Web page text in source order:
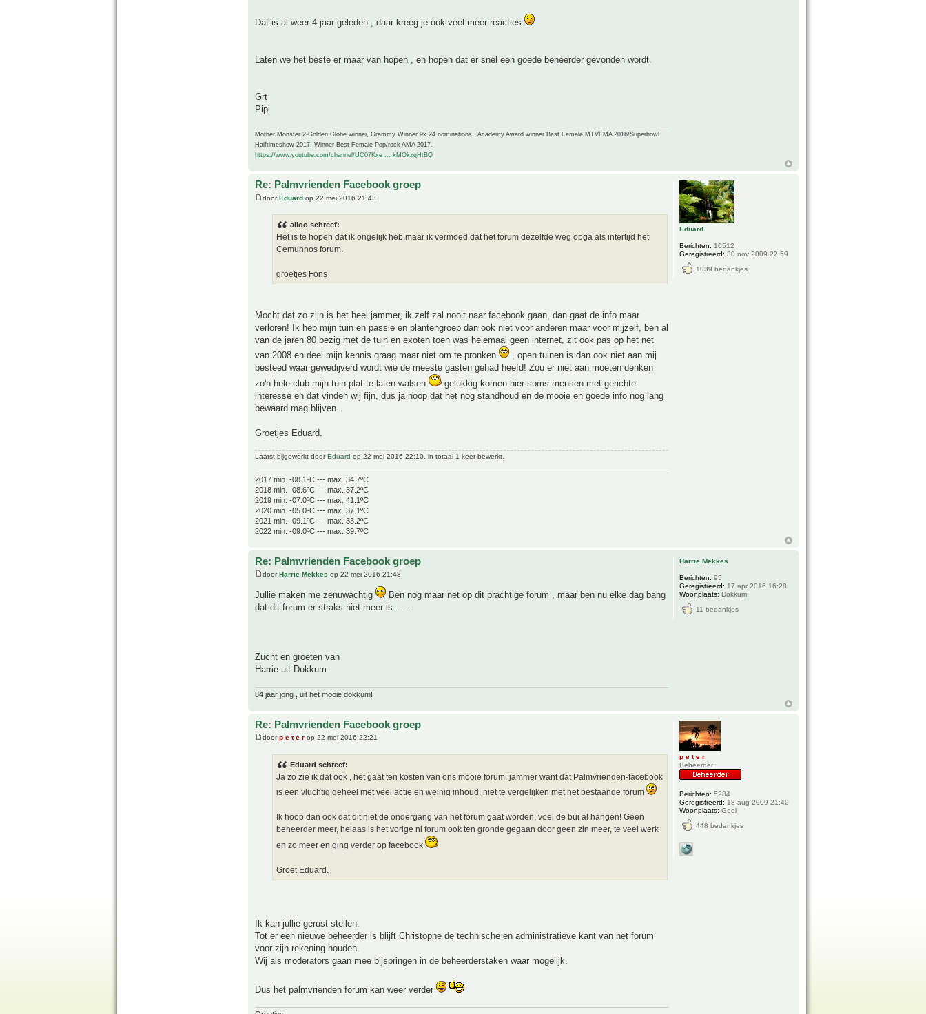
Dat is al weer 4 jaar geleden , daar kreeg je ook veel meer reacties
Laten we het beste er maar van hopen , en hopen dat er snel een goede beheerder gevonden wordt.
Grt
Pipi
Mother Monster 2-Golden Globe winner, Grammy Winner 9x 24 nominations , Academy Award winner Best Female MTVEMA 2016/Superbowl
Halftimeshow 2017, Winner Best Female Pop/rock AMA 2017.
https://www.youtube.com/channel/UC07Kxe ... kMOkzqHtBQ
Re: Palmvrienden Facebook groep
doorEduard op 22 mei 2016 21:43
alloo schreef:
Het is te hopen dat ik ongelijk heb,maar ik vermoed dat het forum dezelfde weg opga als intertijd het
Cemunnos forum.
groetjes Fons
Mocht dat zo zijn is het heel jammer, ik zelf zal nooit naar facebook gaan, dan gaat de info maar
verloren! Ik heb mijn tuin en passie en plantengroep dan ook niet voor anderen maar voor mijzelf, ben al
van de jaren 80 bezig met de tuin en exoten toen was helemaal geen internet, zit ook pas op het net
van 2008 en deel mijn kennis graag maar niet om te pronken
, open tuinen is dan ook niet aan mij
besteed waar gewedijverd wordt wie de meeste gasten gehad heefd! Zou er niet aan moeten denken
zo'n hele club mijn tuin plat te laten walsen
gelukkig komen hier soms mensen met gerichte
interesse en dat vinden wij fijn, dus ja hoop dat het nog standhoud en de mooie en goede info nog lang
bewaard mag blijven.
Groetjes Eduard.
Laatst bijgewerkt doorEduard op 22 mei 2016 22:10, in totaal 1 keer bewerkt.
2017 min. -08.1ºC --- max. 34.7ºC
2018 min. -08.6ºC --- max. 37.2ºC
2019 min. -07.0ºC --- max. 41.1ºC
2020 min. -05.0ºC --- max. 37.1ºC
2021 min. -09.1ºC --- max. 33.2ºC
2022 min. -09.0ºC --- max. 39.7ºC
Eduard
Berichten: 10512
Geregistreerd: 30 nov 2009 22:59
1039 bedankjes
Re: Palmvrienden Facebook groep
doorHarrie Mekkes op 22 mei 2016 21:48
Jullie maken me zenuwachtig
Ben nog maar net op dit prachtige forum , maar ben nu elke dag bang
dat dit forum er straks niet meer is ......
Zucht en groeten van
Harrie uit Dokkum
84 jaar jong , uit het mooie dokkum!
Harrie Mekkes
Berichten: 95
Geregistreerd: 17 apr 2016 16:28
Woonplaats: Dokkum
11 bedankjes
Re: Palmvrienden Facebook groep
doorp e t e r op 22 mei 2016 22:21
Eduard schreef:
Ja zo zie ik dat ook , het gaat ten kosten van ons mooie forum, jammer want dat Palmvrienden-facebook
is een vluchtig geheel met veel actie en weinig inhoud, niet te vergelijken met het bestaande forum
Ik hoop dan ook dat dit niet de ondergang van het forum gaat worden, voel de bui al hangen! Geen
beheerder meer, helaas is het vorige nl forum ook ten gronde gegaan door geen zin meer, te veel werk
en zo meer en ging verder op facebook
Groet Eduard.
Ik kan jullie gerust stellen.
Tot er een nieuwe beheerder is blijft Christophe de technische en administratieve kant van het forum
voor zijn rekening houden.
Wij als moderators gaan mee bijspringen in de beheerderstaken waar mogelijk.
Dus het palmvrienden forum kan weer verder
p e t e r
Beheerder
Berichten: 5284
Geregistreerd: 18 aug 2009 21:40
Woonplaats: Geel
448 bedankjes